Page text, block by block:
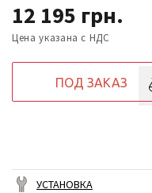
12 195 грн.
Цена указана с НДС
ПОД ЗАКАЗ
УСТАНОВКА